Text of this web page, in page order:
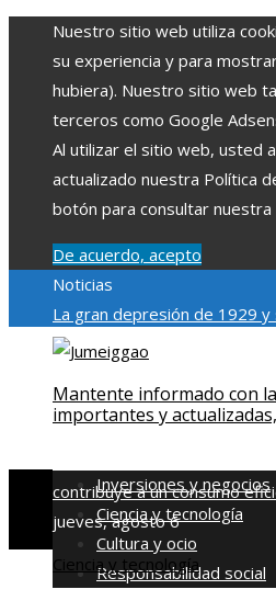
Nuestro sitio web utiliza
su experiencia y para
hubiera). Nuestro sitio web
terceros como Google
Al utilizar el sitio web, usted
actualizado nuestra Política
botón para consultar nuestra
De acuerdo, acepto
Noticias
La gran depresión de 1929 y
bancariaLas 15
individuales más grandes y
tecnología
Modelos de
contribuye a un consumo
jueves, agosto 6
Mantente informado con
importantes y
Inversiones y negocios
Ciencia y tecnología
Cultura y ocio
Responsabilidad social
Ciencia y tecnología